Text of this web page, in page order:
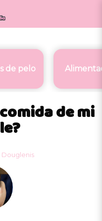
de pelo
de mi
Douglenis